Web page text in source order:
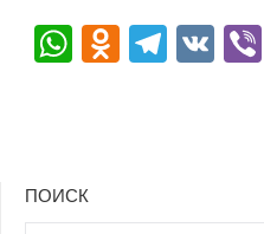
WhatsApp
VK
ПОИСК